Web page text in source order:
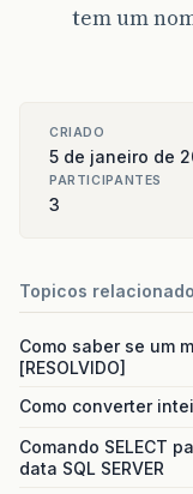
tem um
CRIADO
5 de janeiro de
PARTICIPANTES
3
Topicos
Como saber se um
[RESOLVIDO]
Como converter
Comando SELECT
data SQL SERVER